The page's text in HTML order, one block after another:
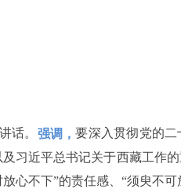
话。 强调，要深入贯彻党的
习近平总书记关于西藏工作
心不下”的责任感、“须臾不